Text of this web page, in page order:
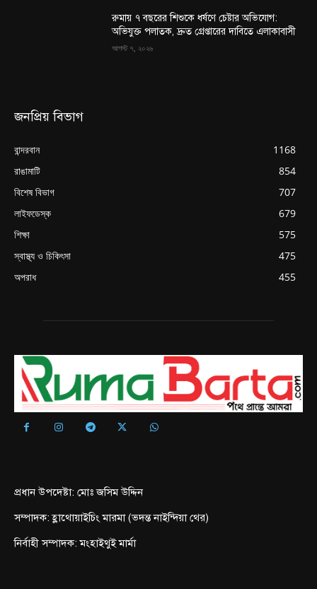
রুমায় ৭ বছরের শিশুকে ধর্ষণে চেষ্টার অভিযোগ:
অভিযুক্ত পলাতক, দ্রুত গ্রেপ্তারের দাবিতে এলাকাবাসী
আগস্ট ৭, ২০২৬
জনপ্রিয় বিভাগ
বান্দরবান
1168
রাঙামাটি
854
বিশেষ বিভাগ
707
লাইফডেস্ক
679
শিক্ষা
575
স্বাস্থ্য ও চিকিৎসা
475
অপরাধ
455
প্রধান উপদেষ্টা: মোঃ জসিম উদ্দিন
সম্পাদক: হ্লাথোয়াইচিং মারমা (ভদন্ত নাইন্দিয়া থের)
নির্বাহী সম্পাদক: মংহাইথুই মার্মা